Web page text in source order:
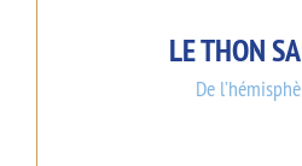
LE THON
De